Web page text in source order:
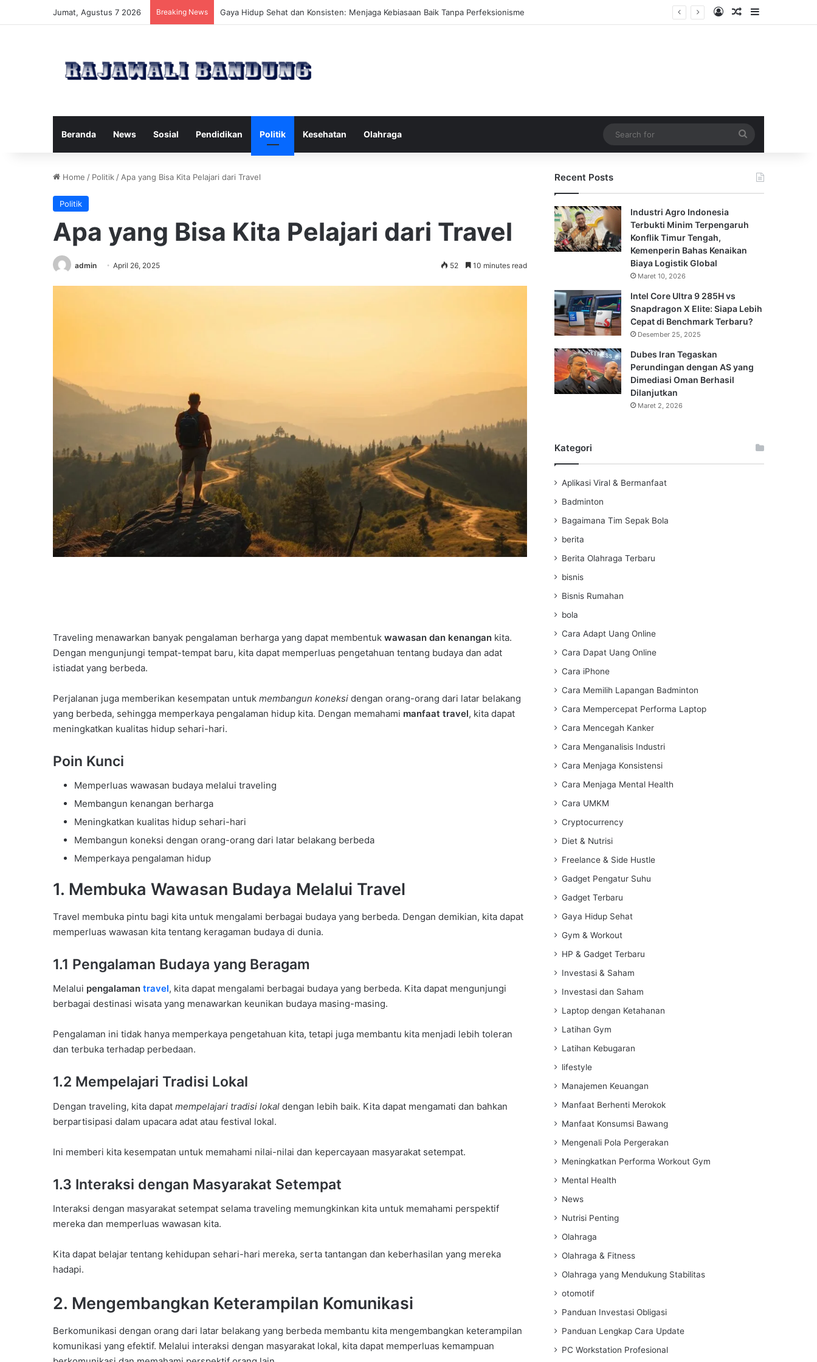
Jumat, Agustus 7 2026 Breaking News Nutriged: Sereal Multigrain Inovatif yang Aman untuk Penderita GERD Log InRandom Article
Sidebar
Beranda News Sosial Pendidikan Politik Kesehatan Olahraga
for
Home / Politik / Apa yang Bisa Kita Pelajari dari Travel
Politik
Apa yang Bisa Kita Pelajari dari Travel
admin April 26, 2025 52 10 minutes read
Traveling menawarkan banyak pengalaman berharga yang dapat membentuk wawasan dan kenangan kita.
Dengan mengunjungi tempat-tempat baru, kita dapat memperluas pengetahuan tentang budaya dan adat
istiadat yang berbeda.
Perjalanan juga memberikan kesempatan untuk membangun koneksi dengan orang-orang dari latar belakang
yang berbeda, sehingga memperkaya pengalaman hidup kita. Dengan memahami manfaat travel, kita dapat
meningkatkan kualitas hidup sehari-hari.
Poin Kunci
Memperluas wawasan budaya melalui traveling
Membangun kenangan berharga
Meningkatkan kualitas hidup sehari-hari
Membangun koneksi dengan orang-orang dari latar belakang berbeda
Memperkaya pengalaman hidup
1. Membuka Wawasan Budaya Melalui Travel
Travel membuka pintu bagi kita untuk mengalami berbagai budaya yang berbeda. Dengan demikian, kita dapat
memperluas wawasan kita tentang keragaman budaya di dunia.
1.1 Pengalaman Budaya yang Beragam
Melalui pengalaman travel, kita dapat mengalami berbagai budaya yang berbeda. Kita dapat mengunjungi
berbagai destinasi wisata yang menawarkan keunikan budaya masing-masing.
Pengalaman ini tidak hanya memperkaya pengetahuan kita, tetapi juga membantu kita menjadi lebih toleran
dan terbuka terhadap perbedaan.
1.2 Mempelajari Tradisi Lokal
Dengan traveling, kita dapat mempelajari tradisi lokal dengan lebih baik. Kita dapat mengamati dan bahkan
berpartisipasi dalam upacara adat atau festival lokal.
Ini memberi kita kesempatan untuk memahami nilai-nilai dan kepercayaan masyarakat setempat.
1.3 Interaksi dengan Masyarakat Setempat
Interaksi dengan masyarakat setempat selama traveling memungkinkan kita untuk memahami perspektif
mereka dan memperluas wawasan kita.
Kita dapat belajar tentang kehidupan sehari-hari mereka, serta tantangan dan keberhasilan yang mereka
hadapi.
2. Mengembangkan Keterampilan Komunikasi
Berkomunikasi dengan orang dari latar belakang yang berbeda membantu kita mengembangkan keterampilan
komunikasi yang efektif. Melalui interaksi dengan masyarakat lokal, kita dapat memperluas kemampuan
Recent Posts
Industri Agro Indonesia
Terbukti Minim Terpengaruh
Konflik Timur Tengah,
Kemenperin Bahas Kenaikan
Biaya Logistik Global
Maret 10, 2026
Intel Core Ultra 9 285H vs
Snapdragon X Elite: Siapa Lebih
Cepat di Benchmark Terbaru?
Desember 25, 2025
Dubes Iran Tegaskan
Perundingan dengan AS yang
Dimediasi Oman Berhasil
Dilanjutkan
Maret 2, 2026
Kategori
Aplikasi Viral & Bermanfaat
Badminton
Bagaimana Tim Sepak Bola
berita
Berita Olahraga Terbaru
bisnis
Bisnis Rumahan
bola
Cara Adapt Uang Online
Cara Dapat Uang Online
Cara iPhone
Cara Memilih Lapangan Badminton
Cara Mempercepat Performa Laptop
Cara Mencegah Kanker
Cara Menganalisis Industri
Cara Menjaga Konsistensi
Cara Menjaga Mental Health
Cara UMKM
Cryptocurrency
Diet & Nutrisi
Freelance & Side Hustle
Gadget Pengatur Suhu
Gadget Terbaru
Gaya Hidup Sehat
Gym & Workout
HP & Gadget Terbaru
Investasi & Saham
Investasi dan Saham
Laptop dengan Ketahanan
Latihan Gym
Latihan Kebugaran
lifestyle
Manajemen Keuangan
Manfaat Berhenti Merokok
Manfaat Konsumsi Bawang
Mengenali Pola Pergerakan
Meningkatkan Performa Workout Gym
Mental Health
News
Nutrisi Penting
Olahraga
Olahraga & Fitness
Olahraga yang Mendukung Stabilitas
otomotif
Panduan Investasi Obligasi
Panduan Lengkap Cara Update
PC Workstation Profesional